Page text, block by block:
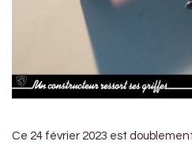
Ce 24 février 2023 est